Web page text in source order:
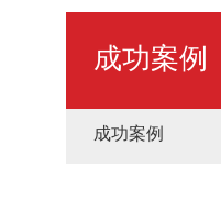
成功案例
成功案例